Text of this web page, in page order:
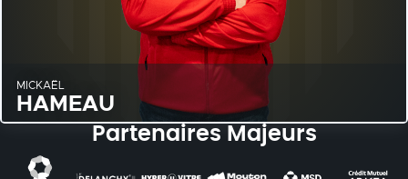
MICKAËL
HAMEAU
Partenaires Majeurs